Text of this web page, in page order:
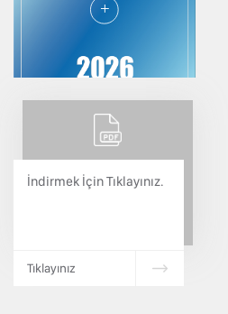
İndirmek İçin Tıklayınız.
Tıklayınız